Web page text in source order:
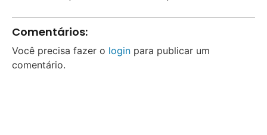
Comentários:
Você precisa fazer o login para publicar um
comentário.